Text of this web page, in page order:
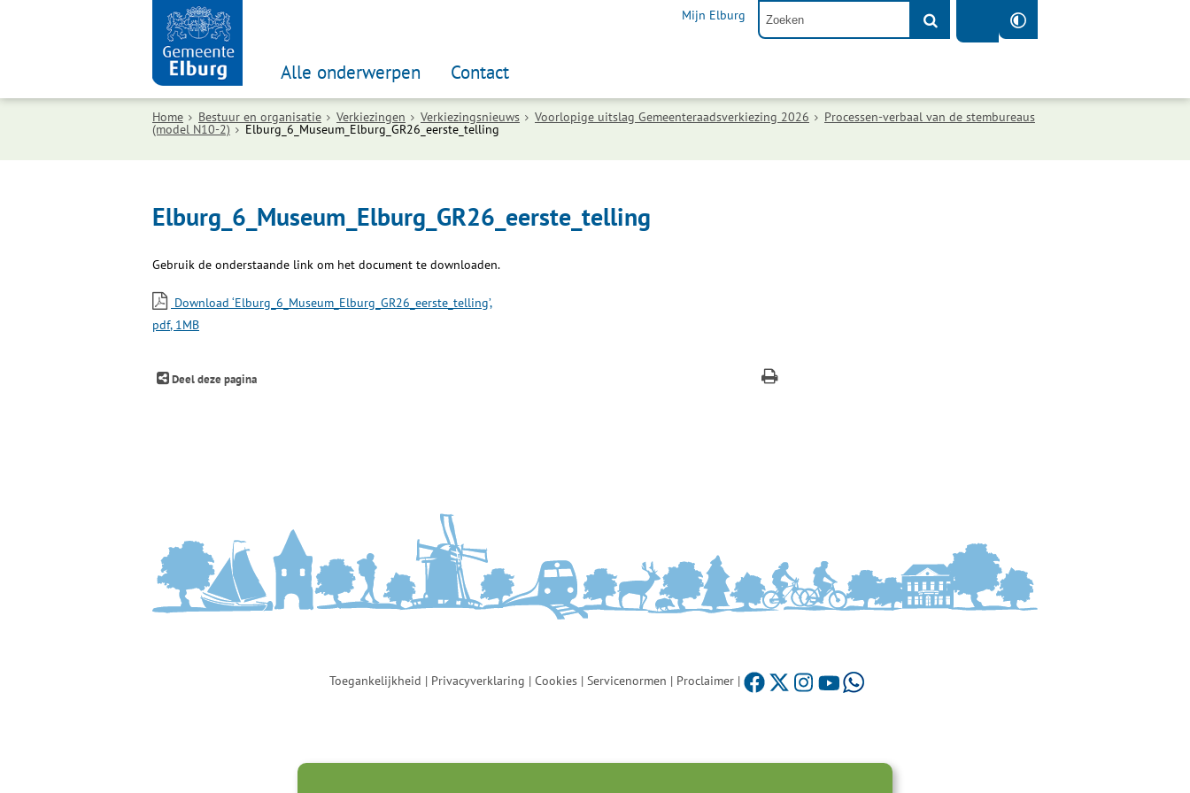
Mijn Elburg
Alle onderwerpen Contact
Home Bestuur en organisatie Verkiezingen Verkiezingsnieuws Voorlopige uitslag Gemeenteraadsverkiezing 2026 Processen-verbaal van de stembureaus
(model N10-2) Elburg_6_Museum_Elburg_GR26_eerste_telling
Elburg_6_Museum_Elburg_GR26_eerste_telling
Gebruik de onderstaande link om het document te downloaden.
Download ‘Elburg_6_Museum_Elburg_GR26_eerste_telling’,
pdf, 1MB
Deel deze pagina
Toegankelijkheid | Privacyverklaring | Cookies | Servicenormen | Proclaimer |